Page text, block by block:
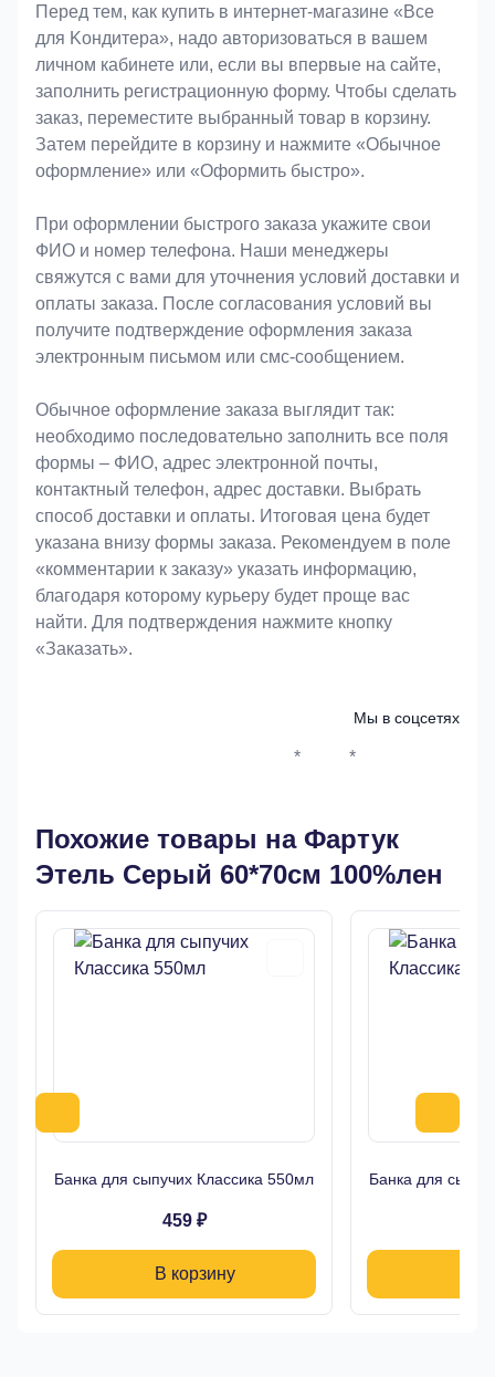
Оформление заказа
Перед тем, как купить в интернет-магазине «Bce
для Koндитeрa», надо авторизоваться в вашем
личном кабинете или, если вы впервые на сайте,
заполнить регистрационную форму. Чтобы сделать
заказ, переместите выбранный товар в корзину.
Затем перейдите в корзину и нажмите «Обычное
оформление» или «Оформить быстро».
При оформлении быстрого заказа укажите свои
ФИО и номер телефона. Наши менеджеры
свяжутся с вами для уточнения условий доставки и
оплаты заказа. После согласования условий вы
получите подтверждение оформления заказа
электронным письмом или смс-сообщением.
Обычное оформление заказа выглядит так:
необходимо последовательно заполнить все поля
формы – ФИО, адрес электронной почты,
контактный телефон, адрес доставки. Выбрать
способ доставки и оплаты. Итоговая цена будет
указана внизу формы заказа. Рекомендуем в поле
«комментарии к заказу» указать информацию,
благодаря которому курьеру будет проще вас
найти. Для подтверждения нажмите кнопку
«Заказать».
Мы в соцсетях
* *
Похожие товары на Фартук
Этель Серый 60*70см 100%лен
Банка для сыпучих Классика 550мл
459 ₽
В корзину
Банка для